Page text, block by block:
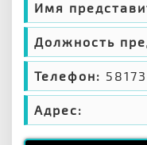
Имя
Должность
Телефон:
Адрес: